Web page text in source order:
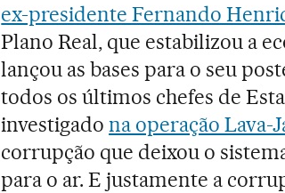
ex-presidente Fernando
Plano Real, que estabilizou a
lançou as bases para o seu
todos os últimos chefes de
investigadona operação Lava-
corrupção que deixou o
para o ar. E justamente a